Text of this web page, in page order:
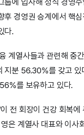
후 경영권 승계에서 핵
다.
계열사들과 관련해 중
지분 56.30%를 갖고 있
를 보유하고 있다.
전 회장이 건강 회복에
은 계열사 대표와 이사